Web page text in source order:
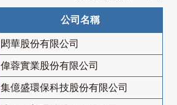
公司名稱
閎華股份有限公司
偉蓉實業股份有限公司
集億盛環保科技股份有限公司